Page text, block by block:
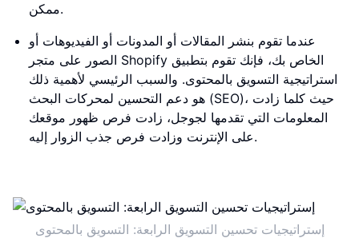
ممكن.
عندما تقوم بنشر المقالات أو المدونات أو الفيديوهات أو
الصور على متجر Shopify الخاص بك، فإنك تقوم بتطبيق
استراتيجية التسويق بالمحتوى. والسبب الرئيسي لأهمية ذلك
هو دعم التحسين لمحركات البحث (SEO)، حيث كلما زادت
المعلومات التي تقدمها لجوجل، زادت فرص ظهور موقعك
على الإنترنت وزادت فرص جذب الزوار إليه.
إستراتيجيات تحسين التسويق الرابعة: التسويق بالمحتوى